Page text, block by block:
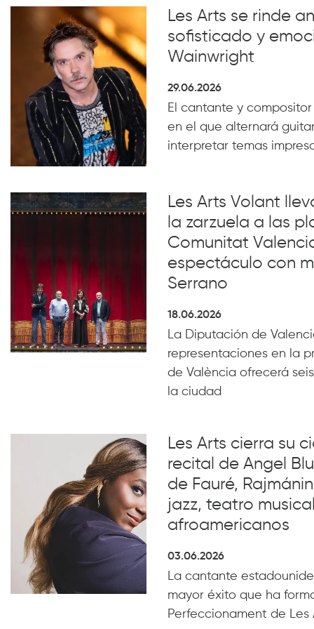
Les Arts se rinde
sofisticado y
Wainwright
29.06.2026
El cantante y
en el que alternará
interpretar temas
Les Arts Volant
la zarzuela a las
Comunitat
espectáculo con
Serrano
18.06.2026
La Diputación de
representaciones en la
de València ofrecerá
la ciudad
Les Arts cierra su
recital de Angel
de Fauré,
jazz, teatro
afroamericanos
03.06.2026
La cantante
mayor éxito que ha
Perfeccionament de Les